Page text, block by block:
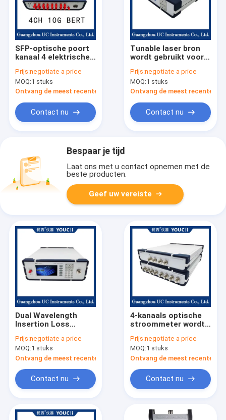
SFP-optische poort
kanaal 4 elektrische
poort 10 Gbit/S
bitfoutmeter
Prijs:negotiate a price
MOQ:1 stuks
Ontvang de meest recente Prijs
Contact nu
Tunable laser bron
wordt gebruikt voor
van glasvezel grill
sensoren
Prijs:negotiate a price
MOQ:1 stuks
Ontvang de meest recente
Contact nu
Bespaar je tijd
Laat ons met u contact opnemen met de
beste producten.
Geef uw vereiste
Dual Wavelength
Insertion Loss
Light Source Outlet
(Instrument voor het
inbrengen van
dubbelgolflengteverlies)
Prijs:negotiate a price
MOQ:1 stuks
Ontvang de meest recente Prijs
Contact nu
4-kanaals optische
stroommeter wordt
optische PLC-
elementen
Prijs:negotiate a price
MOQ:1 stuks
Ontvang de meest recente
Contact nu